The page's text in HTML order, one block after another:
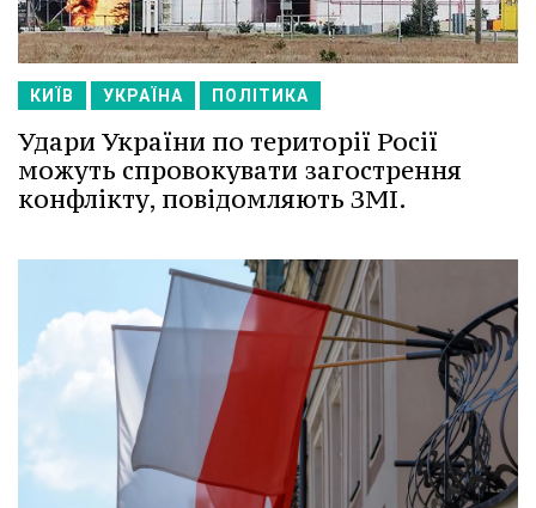
КИЇВ УКРАЇНА ПОЛІТИКА
Удари України по території Росії
можуть спровокувати загострення
конфлікту, повідомляють ЗМІ.